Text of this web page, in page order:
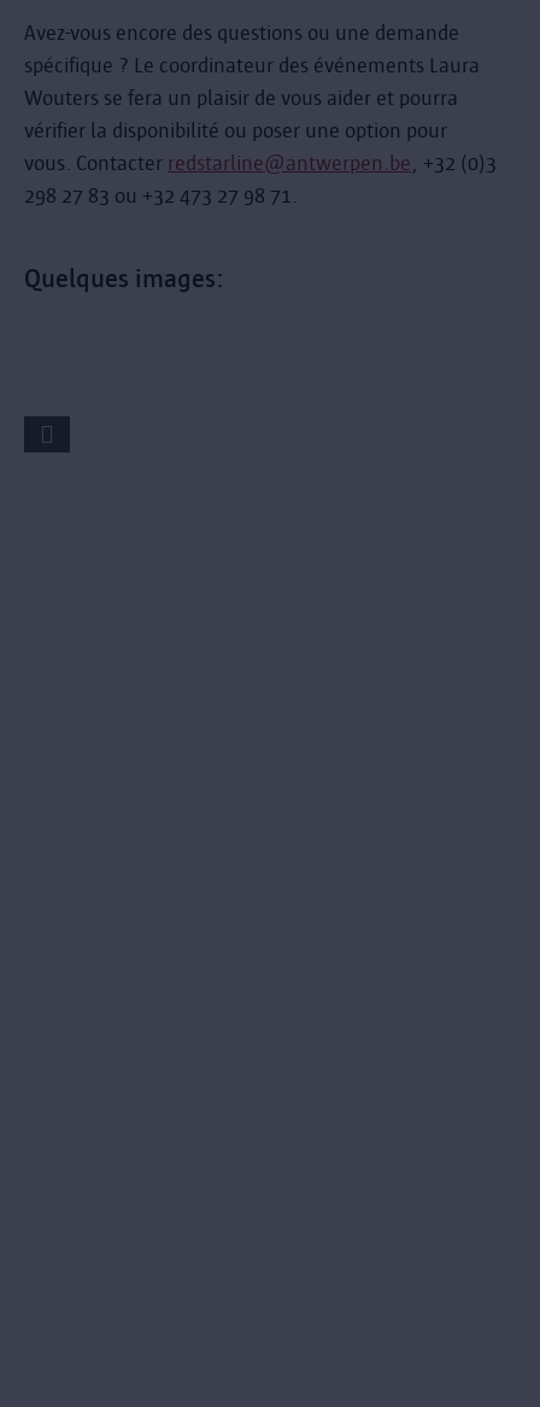
Avez-vous encore des questions ou une demande
spécifique ? Le coordinateur des événements Laura
Wouters se fera un plaisir de vous aider et pourra
vérifier la disponibilité ou poser une option pour
vous. Contacter redstarline@antwerpen.be, +32 (0)3
298 27 83 ou +32 473 27 98 71.
Quelques images: